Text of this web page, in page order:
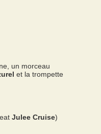
un morceau
et la trompette
Julee Cruise)